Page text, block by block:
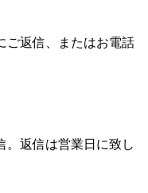
ご返信、またはお電話
。返信は営業日に致し